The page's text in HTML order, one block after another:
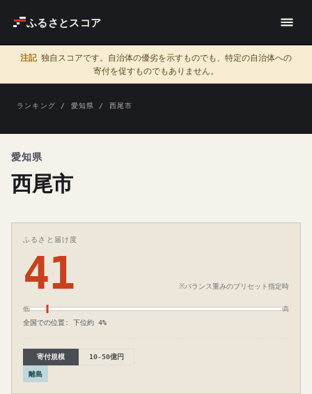
ふるさとスコア
注記 独自スコアです。自治体の優劣を示すものでも、特定の自治体への
寄付を促すものでもありません。
ランキング / 愛知県 / 西尾市
愛知県
西尾市
ふるさと届け度
41 ※バランス重みのプリセット指定時
低 高
全国での位置: 下位約 4%
寄付規模 10-50億円
離島